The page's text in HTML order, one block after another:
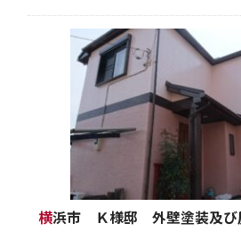
横浜市 Ｋ様邸 外壁塗装及び